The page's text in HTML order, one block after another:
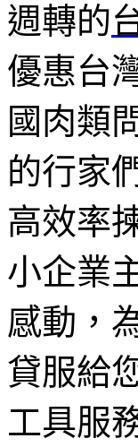
週轉的
優惠台
國肉類
的行家
高效率
小企業
感動，
貸服給
工具服